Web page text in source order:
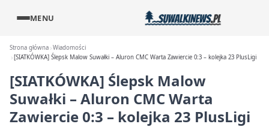
MENU
Strona główna Wiadomości
[SIATKÓWKA] Ślepsk Malow Suwałki – Aluron CMC Warta Zawiercie 0:3 – kolejka 23 PlusLigi
[SIATKÓWKA] Ślepsk Malow
Suwałki – Aluron CMC Warta
Zawiercie 0:3 – kolejka 23 PlusLigi